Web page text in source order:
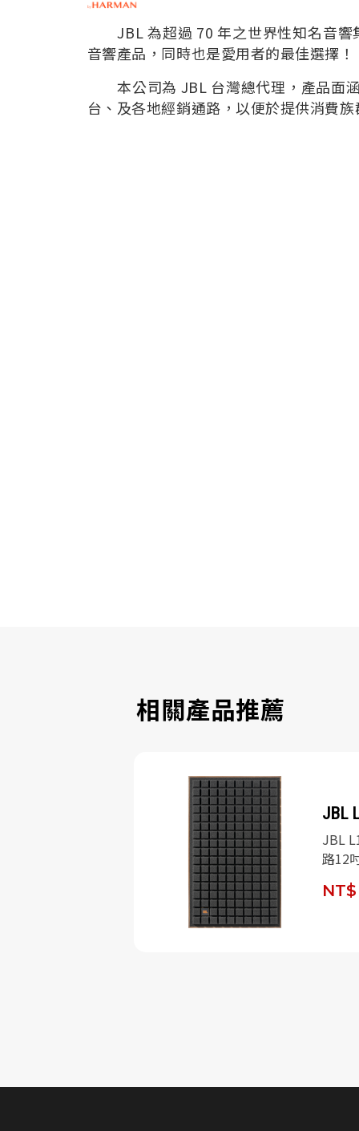
JBL 為超過 70 年之世界性知名音響
音響產品，同時也是愛用者的最佳選擇！
本公司為 JBL 台灣總代理，產品面涵
台、及各地經銷通路，以便於提供消費
相關產品推薦
JBL
JBL
路12